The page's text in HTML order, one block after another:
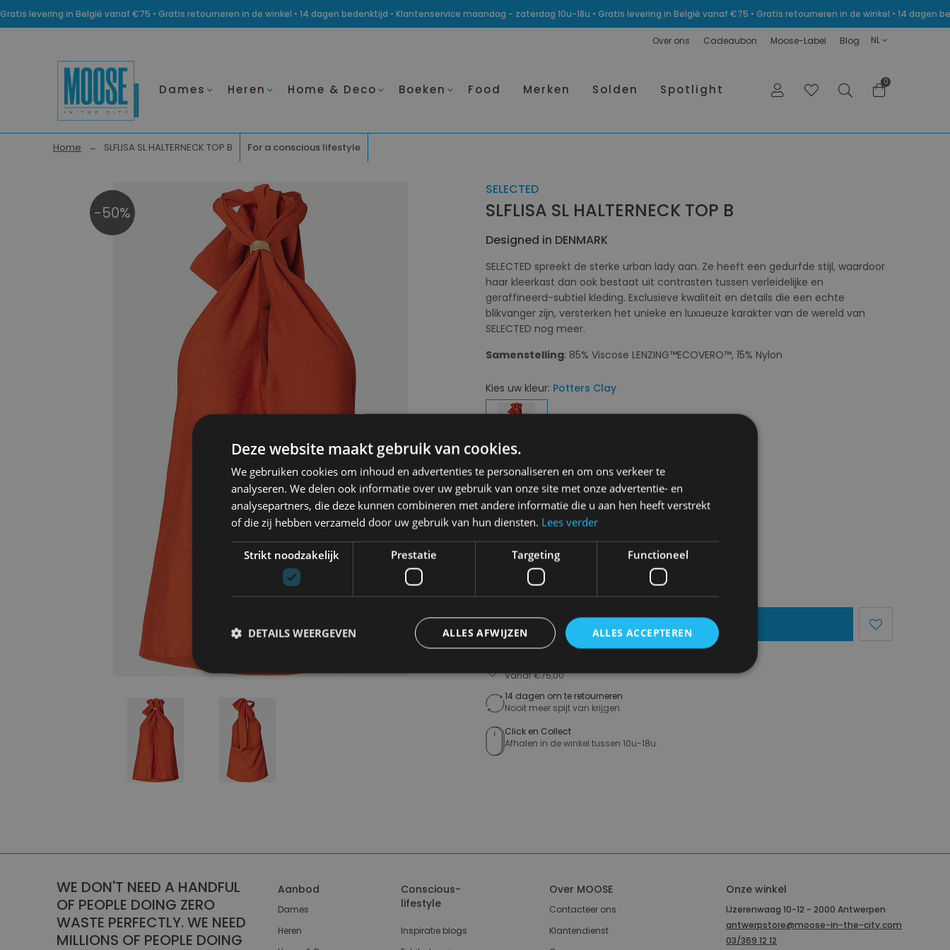
Gratis levering in België vanaf €75 • Gratis retourneren in de winkel • 14 dagen bedenktijd • Klantenservice maandag - zaterdag 10u-18u • Gratis levering in België vanaf €75 • Gratis retourneren in de winkel • 14
Over ons Cadeaubon Moose-Label Blog NL
Dames Heren Home & Deco Boeken Food Merken Solden Spotlight
0
Home SLFLISA SL HALTERNECK TOP B For a conscious lifestyle
-50%
SELECTED
SLFLISA SL HALTERNECK TOP B
Designed in DENMARK
SELECTED spreekt de sterke urban lady aan. Ze heeft een gedurfde stijl, waardoor
haar kleerkast dan ook bestaat uit contrasten tussen verleidelijke en
geraffineerd-subtiel kleding. Exclusieve kwaliteit en details die een echte
blikvanger zijn, versterken het unieke en luxueuze karakter van de wereld van
SELECTED nog meer.
Samenstelling: 85% Viscose LENZING™ECOVERO™, 15% Nylon
Kies uw kleur: Potters Clay
Kies uw maat:36
36
€ 79,99 € 39,99
Levering 2-3 Werkdagen
Toevoegen Aan Mandje
Vanaf €75,00
14 dagen om te retourneren
Nooit meer spijt van krijgen
Click en Collect
Afhalen in de winkel tussen 10u-18u.
WE DON'T NEED A HANDFUL
OF PEOPLE DOING ZERO
WASTE PERFECTLY. WE NEED
MILLIONS OF PEOPLE DOING
Aanbod
Dames
Heren
Conscious-
lifestyle
Inspiratie blogs
Over MOOSE
Contacteer ons
Klantendienst
Onze winkel
IJzerenwaag 10-12 - 2000 Antwerpen
antwerpstore@moose-in-the-city.com
03/369 12 12
Deze website maakt gebruik van cookies.
We gebruiken cookies om inhoud en advertenties te personaliseren en om ons verkeer te
analyseren. We delen ook informatie over uw gebruik van onze site met onze advertentie- en
analysepartners, die deze kunnen combineren met andere informatie die u aan hen heeft verstrekt
of die zij hebben verzameld door uw gebruik van hun diensten. Lees verder
Strikt noodzakelijk Prestatie Targeting Functioneel
ALLES ACCEPTEREN
ALLES AFWIJZEN
DETAILS WEERGEVEN